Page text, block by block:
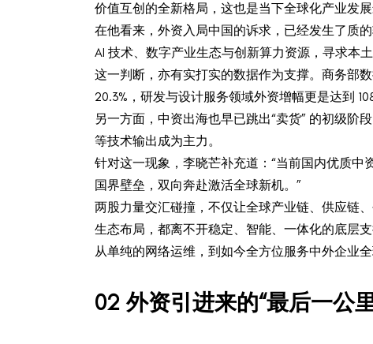
价值互创的全新格局，这也是当下全球化产业发
在他看来，外资入局中国的诉求，已经发生了质
AI 技术、数字产业生态与创新算力资源，寻求本
这一判断，亦有实打实的数据作为支撑。商务部
20.3%，研发与设计服务领域外资增幅更是达到
另一方面，中资出海也早已跳出“卖货” 的初级阶
等技术输出成为主力。
针对这一现象，李晓芒补充道：“当前国内优质
国界壁垒，双向奔赴激活全球新机。”
两股力量交汇碰撞，不仅让全球产业链、供应链
生态布局，都离不开稳定、智能、一体化的底层
从单纯的网络运维，到如今全方位服务中外企业
02 外资引进来的“最后一公